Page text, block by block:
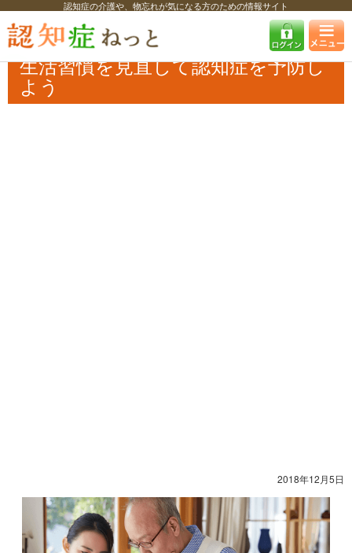
認知症の介護や、物忘れが気になる方のための情報サイト
認知症ねっと 特集・コラム・インタビュー コラム
生活習慣を見直し
て認知症を予防しよう
生活習慣を見直して認知症を予防し
よう
2018年12月5日